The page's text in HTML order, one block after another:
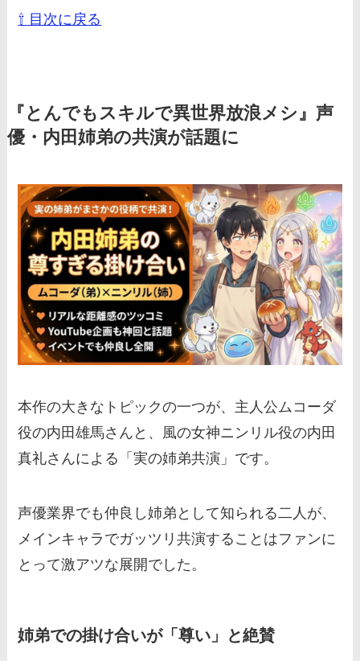
⇧ 目次に戻る
『とんでもスキルで異世界放浪メシ』声
優・内田姉弟の共演が話題に
本作の大きなトピックの一つが、主人公ムコーダ
役の内田雄馬さんと、風の女神ニンリル役の内田
真礼さんによる「実の姉弟共演」です。
声優業界でも仲良し姉弟として知られる二人が、
メインキャラでガッツリ共演することはファンに
とって激アツな展開でした。
姉弟での掛け合いが「尊い」と絶賛